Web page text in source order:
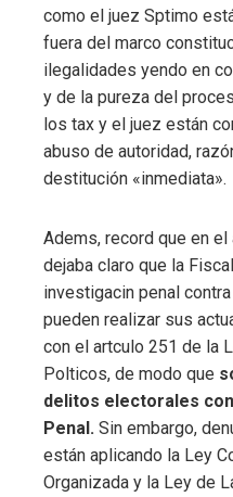
como el juez Sptimo
fuera del marco
ilegalidades yendo en
y de la pureza del
los tax y el juez están
abuso de autoridad,
destitución «inmediata».
Adems, record que en
dejaba claro que la
investigacin penal
pueden realizar sus
con el artculo 251 de la
Polticos, de modo que
delitos electorales
Penal. Sin embargo,
están aplicando la Ley
Organizada y la Ley de